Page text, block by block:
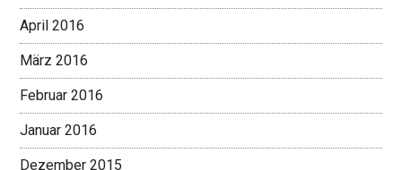
April 2016
März 2016
Februar 2016
Januar 2016
Dezember 2015